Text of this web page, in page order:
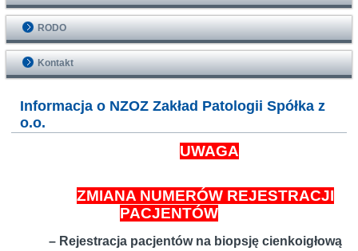
RODO
Kontakt
Informacja o NZOZ Zakład Patologii Spółka z
o.o.
UWAGA
ZMIANA NUMERÓW REJESTRACJI
PACJENTÓW
– Rejestracja pacjentów na biopsję cienkoigłową